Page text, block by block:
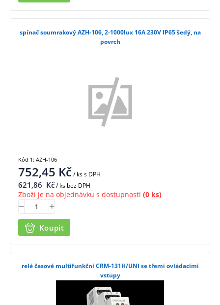
spínač soumrakový AZH-106, 2-1000lux 16A 230V IP65 šedý, na
povrch
752,45 Kč/ kss DPH
621,86 Kč/ ks bez DPH
Zboží je na objednávku s dostupností (0 ks)
Koupit
Kód 1: AZH-106
relé časové multifunkční CRM-131H/UNI se třemi ovládacími
vstupy